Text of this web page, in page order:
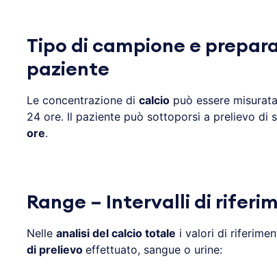
Tipo di campione e
paziente
Le concentrazione di calciopuò essere
24 ore. Il paziente può sottoporsi a prelievo di
ore.
Range – Intervalli di
Nelle analisi del calcio totale i valori di
di prelievo effettuato, sangue o urine: